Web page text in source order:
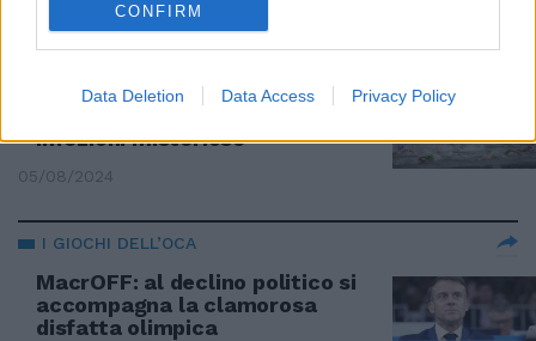
CONFIRM
Data Deletion Data Access Privacy Policy
PARIGI 2024
La Senna inquinata continua a
infezioni misteriose
05/08/2024
I GIOCHI DELL’OCA
MacrOFF: al declino politico si
accompagna la clamorosa
disfatta olimpica